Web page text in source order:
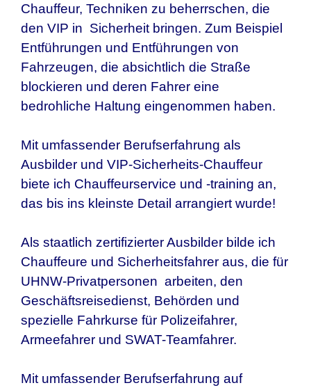
Chauffeur, Techniken zu beherrschen, die
den VIP in Sicherheit bringen. Zum Beispiel
Entführungen und Entführungen von
Fahrzeugen, die absichtlich die Straße
blockieren und deren Fahrer eine
bedrohliche Haltung eingenommen haben.
Mit umfassender Berufserfahrung als
Ausbilder und VIP-Sicherheits-Chauffeur
biete ich Chauffeurservice und -training an,
das bis ins kleinste Detail arrangiert wurde!
Als staatlich zertifizierter Ausbilder bilde ich
Chauffeure und Sicherheitsfahrer aus, die für
UHNW-Privatpersonen arbeiten, den
Geschäftsreisedienst, Behörden und
spezielle Fahrkurse für Polizeifahrer,
Armeefahrer und SWAT-Teamfahrer.
Mit umfassender Berufserfahrung auf